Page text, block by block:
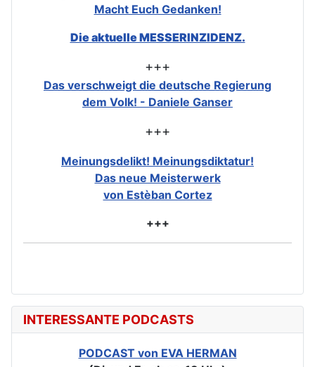
Macht Euch Gedanken!
Die aktuelle MESSERINZIDENZ.
+++
Das verschweigt die deutsche Regierung
dem Volk! - Daniele Ganser
+++
Meinungsdelikt! Meinungsdiktatur!
Das neue Meisterwerk
von Estèban Cortez
+++
INTERESSANTE PODCASTS
PODCAST von EVA HERMAN